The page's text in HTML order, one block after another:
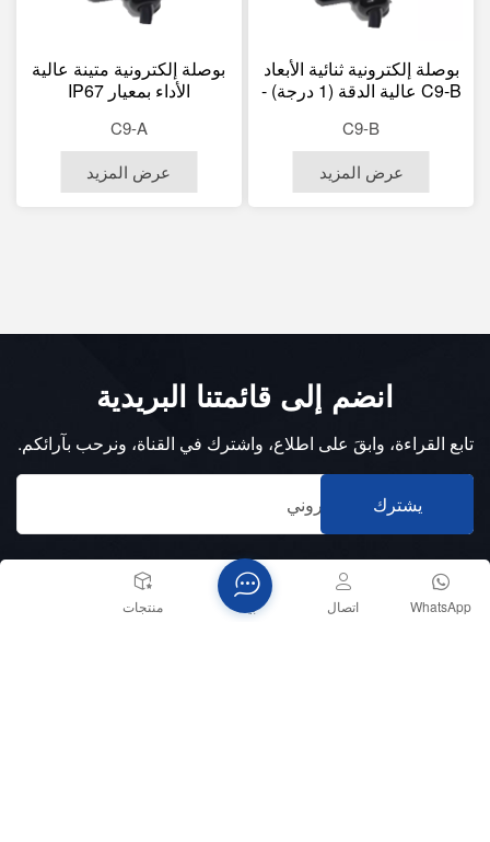
بوصلة إلكترونية ثنائية الأبعاد
C9-B عالية الدقة (1 درجة) -
مخرج رقمي
RS232/RS485/TTL/RS422
C9-B
عرض المزيد
بوصلة إلكترونية متينة عالية
الأداء بمعيار IP67
C9-A
عرض المزيد
انضم إلى قائمتنا البريدية
تابع القراءة، وابقَ على اطلاع، واشترك في القناة، ونرحب بآرائكم.
يشترك
منتجات WhatsApp اتصال